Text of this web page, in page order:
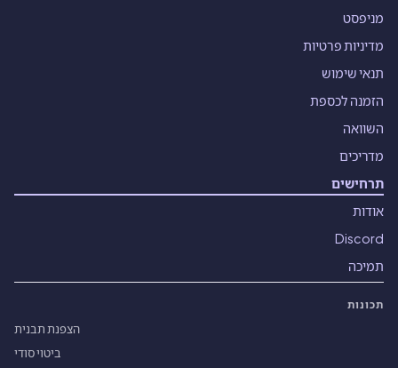
מניפסט
מדיניות פרטיות
תנאי שימוש
הזמנה לכספת
השוואה
מדריכים
תרחישים
אודות
Discord
תמיכה
תכונות
הצפנת תבנית
ביטוי סודי